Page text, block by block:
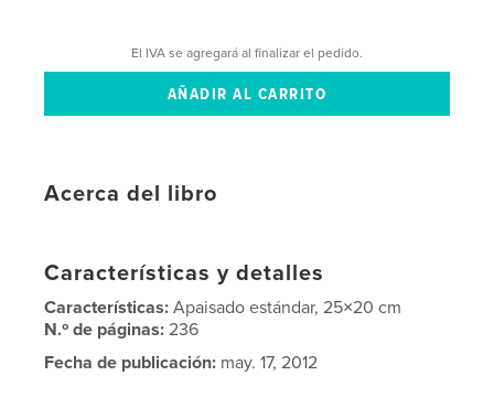
El IVA se agregará al finalizar el pedido.
Acerca del libro
Características y detalles
Características:Apaisado estándar, 25×20 cm
N.º de páginas:236
Fecha de publicación: may. 17, 2012